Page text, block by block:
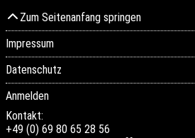
Zum Seitenanfang springen
Impressum
Datenschutz
Anmelden
Kontakt:
+49 (0) 69 80 65 28 56